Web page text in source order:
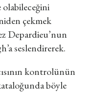
çekmek
Depardieu’nun
seslendirerek.
kontrolünün
böyle